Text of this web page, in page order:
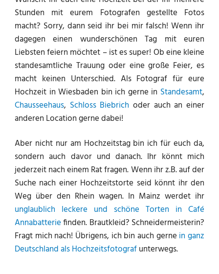
Stunden mit eurem Fotografen gestellte Fotos
macht? Sorry, dann seid ihr bei mir falsch! Wenn ihr
dagegen einen wunderschönen Tag mit euren
Liebsten feiern möchtet – ist es super! Ob eine kleine
standesamtliche Trauung oder eine große Feier, es
macht keinen Unterschied. Als Fotograf für eure
Hochzeit in Wiesbaden bin ich gerne in Standesamt,
Chausseehaus, Schloss Biebrich oder auch an einer
anderen Location gerne dabei!
Aber nicht nur am Hochzeitstag bin ich für euch da,
sondern auch davor und danach. Ihr könnt mich
jederzeit nach einem Rat fragen. Wenn ihr z.B. auf der
Suche nach einer Hochzeitstorte seid könnt ihr den
Weg über den Rhein wagen. In Mainz werdet ihr
unglaublich leckere und schöne Torten in Café
Annabatteriefinden. Brautkleid? Schneidermeisterin?
Fragt mich nach! Übrigens, ich bin auch gerne in ganz
Deutschland als Hochzeitsfotografunterwegs.